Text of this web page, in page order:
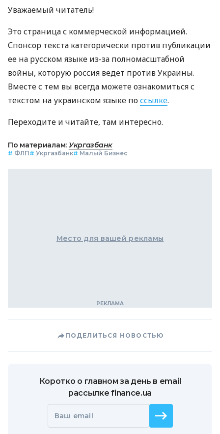
Уважаемый читатель!
Это страница с коммерческой информацией.
Спонсор текста категорически против публикации
ее на русском языке из-за полномасштабной
войны, которую россия ведет против Украины.
Вместе с тем вы всегда можете ознакомиться с
текстом на украинском языке поссылке.
Переходите и читайте, там интересно.
По материалам: Укргазбанк
# ФЛП# Укргазбанк# Малый Бизнес
Место для вашей рекламы
ПОДЕЛИТЬСЯ НОВОСТЬЮ
Коротко о главном за день в email
рассылке finance.ua
Ваш email